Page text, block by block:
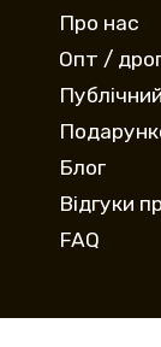
Про нас
Опт /
Блог
Відгуки
FAQ